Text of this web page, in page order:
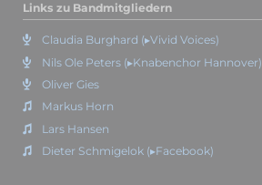
Links zu Bandmitgliedern
Claudia Burghard (▸Vivid Voices)
Nils Ole Peters (▸Knabenchor Hannover)
Oliver Gies
Markus Horn
Lars Hansen
Dieter Schmigelok (▸Facebook)